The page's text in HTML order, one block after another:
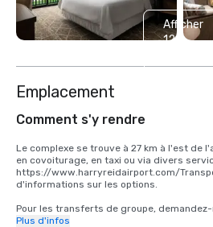
Afficher
12
Emplacement
Comment s'y rendre
Le complexe se trouve à 27 km à l'est de
en covoiturage, en taxi ou via divers
https://www.harryreidairport.com/
d'informations sur les options.
Pour les transferts de groupe,
des sociétés de transport pour les
Plus d'infos